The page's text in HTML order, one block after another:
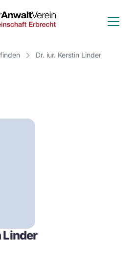
Deutscher
Anwalt
Verein
Dr. iur. Kerstin Linder
Linder